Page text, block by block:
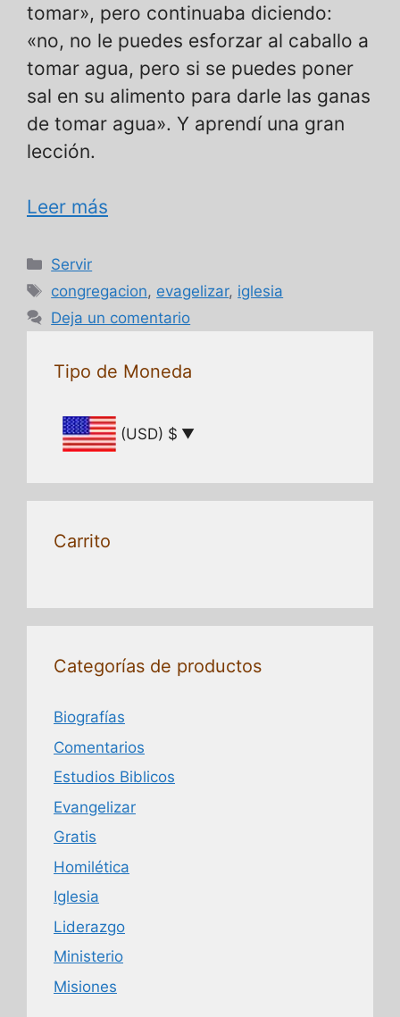
tomar», pero continuaba diciendo:
«no, no le puedes esforzar al caballo a
tomar agua, pero si se puedes poner
sal en su alimento para darle las ganas
de tomar agua». Y aprendí una gran
lección.
Leer más
Categorías
Servir
Etiquetas
congregacion, evagelizar, iglesia
Deja un comentario
Tipo de Moneda
(USD) $
Carrito
Categorías de productos
Biografías
Comentarios
Estudios Biblicos
Evangelizar
Gratis
Homilética
Iglesia
Liderazgo
Ministerio
Misiones